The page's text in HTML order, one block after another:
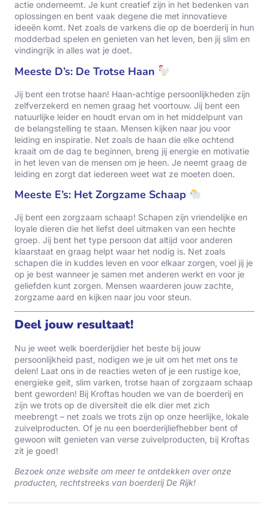
actie onderneemt. Je kunt creatief zijn in het bedenken van
oplossingen en bent vaak degene die met innovatieve
ideeën komt. Net zoals de varkens die op de boerderij in hun
modderbad spelen en genieten van het leven, ben jij slim en
vindingrijk in alles wat je doet.
Meeste D’s: De Trotse Haan
Jij bent een trotse haan! Haan-achtige persoonlijkheden zijn
zelfverzekerd en nemen graag het voortouw. Jij bent een
natuurlijke leider en houdt ervan om in het middelpunt van
de belangstelling te staan. Mensen kijken naar jou voor
leiding en inspiratie. Net zoals de haan die elke ochtend
kraait om de dag te beginnen, breng jij energie en motivatie
in het leven van de mensen om je heen. Je neemt graag de
leiding en zorgt dat iedereen weet wat ze moeten doen.
Meeste E’s: Het Zorgzame Schaap
Jij bent een zorgzaam schaap! Schapen zijn vriendelijke en
loyale dieren die het liefst deel uitmaken van een hechte
groep. Jij bent het type persoon dat altijd voor anderen
klaarstaat en graag helpt waar het nodig is. Net zoals
schapen die in kuddes leven en voor elkaar zorgen, voel jij je
op je best wanneer je samen met anderen werkt en voor je
geliefden kunt zorgen. Mensen waarderen jouw zachte,
zorgzame aard en kijken naar jou voor steun.
Deel jouw resultaat!
Nu je weet welk boerderijdier het beste bij jouw
persoonlijkheid past, nodigen we je uit om het met ons te
delen! Laat ons in de reacties weten of je een rustige koe,
energieke geit, slim varken, trotse haan of zorgzaam schaap
bent geworden! Bij Kroftas houden we van de boerderij en
zijn we trots op de diversiteit die elk dier met zich
meebrengt – net zoals we trots zijn op onze heerlijke, lokale
zuivelproducten. Of je nu een boerderijliefhebber bent of
gewoon wilt genieten van verse zuivelproducten, bij Kroftas
zit je goed!
Bezoek onze website om meer te ontdekken over onze
producten, rechtstreeks van boerderij De Rijk!